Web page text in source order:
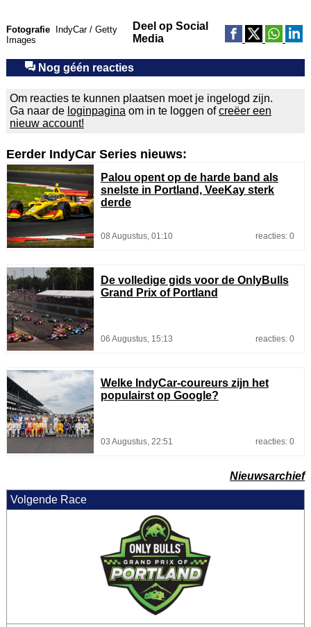
Fotografie
IndyCar / Getty
Images
Deel op Social
Media
Nog géén reacties
Om reacties te kunnen plaatsen moet je ingelogd zijn.
Ga naar de loginpagina om in te loggen ofcreëer een
nieuw account!
Eerder IndyCar Series nieuws:
Palou opent op de harde band als
snelste in Portland, VeeKay sterk
derde
08 Augustus, 01:10 reacties: 0
De volledige gids voor de OnlyBulls
Grand Prix of Portland
06 Augustus, 15:13 reacties: 0
Welke IndyCar-coureurs zijn het
populairst op Google?
03 Augustus, 22:51 reacties: 0
Nieuwsarchief
Volgende Race